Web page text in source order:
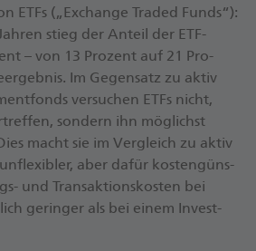
ETFs („Ex­chan­ge Traded Funds“):
stieg der An­teil der ETF-​
– von 13 Pro­zent auf 21 Pro­
Im Ge­gen­satz zu aktiv
ver­su­chen ETFs nicht,
son­dern ihn mög­lichst
macht sie im Ver­gleich zu aktiv
aber dafür kos­ten­güns­
und Trans­ak­ti­ons­kos­ten bei
ge­rin­ger als bei einem In­vest­